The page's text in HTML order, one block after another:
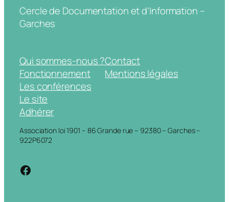
Cercle de Documentation et d'Information –
Garches
Qui sommes-nous ?
Fonctionnement
Les conférences
Le site
Adhérer
Contact
Mentions légales
Association loi 1901 – 86 Grande rue – 92380 – Garches –
922P6072
https://www.facebook.com/